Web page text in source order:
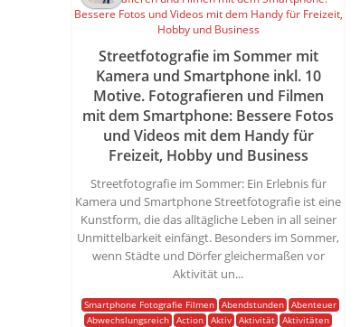
Streetfotografie im Sommer mit
Kamera und Smartphone inkl. 10
Motive. Fotografieren und Filmen
mit dem Smartphone: Bessere Fotos
und Videos mit dem Handy für
Freizeit, Hobby und Business
Streetfotografie im Sommer: Ein Erlebnis für
Kamera und Smartphone Streetfotografie ist eine
Kunstform, die das alltägliche Leben in all seiner
Unmittelbarkeit einfängt. Besonders im Sommer,
wenn Städte und Dörfer gleichermaßen vor
Aktivität un...
Smartphone Fotografie Filmen Abendstunden Abenteuer
Abwechslungsreich Action Aktiv Aktivität Aktivitäten